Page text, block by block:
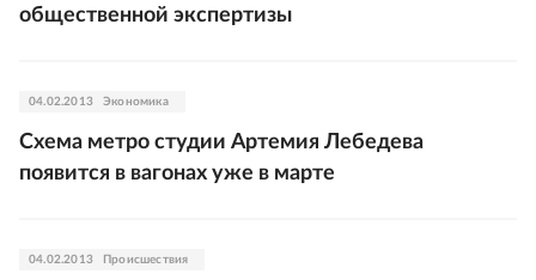
общественной экспертизы
04.02.2013 Экономика
Схема метро студии Артемия Лебедева
появится в вагонах уже в марте
04.02.2013 Происшествия